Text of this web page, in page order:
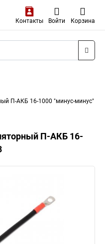
Контакты Войти Корзина
П-АКБ 16-1000 "минус-минус"
П-АКБ 16-